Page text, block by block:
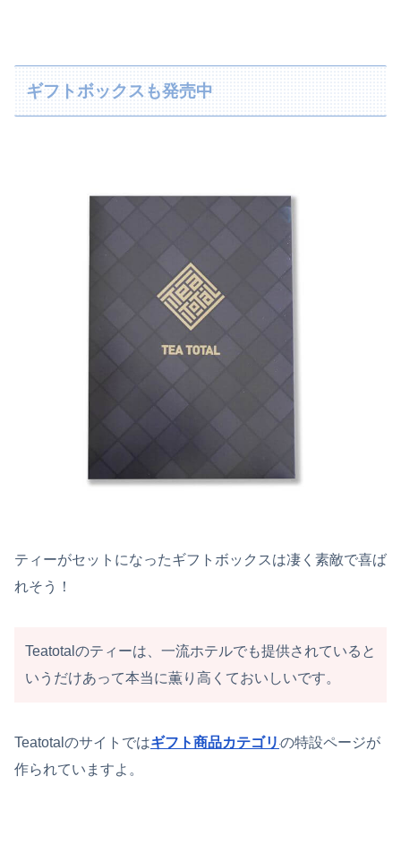
ギフトボックスも発売中
ティーがセットになったギフトボックスは凄く素敵で喜ば
れそう！
Teatotalのティーは、一流ホテルでも提供されていると
いうだけあって本当に薫り高くておいしいです。
Teatotalのサイトではギフト商品カテゴリ の特設ページが
作られていますよ。